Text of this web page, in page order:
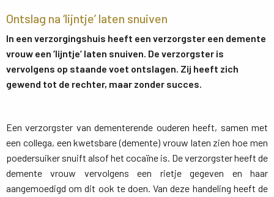
Ontslag na ‘lijntje’ laten snuiven
In een verzorgingshuis heeft een verzorgster een demente
vrouw een ‘lijntje’ laten snuiven. De verzorgster is
vervolgens op staande voet ontslagen. Zij heeft zich
gewend tot de rechter, maar zonder succes.
Een verzorgster van dementerende ouderen heeft, samen met
een collega, een kwetsbare (demente) vrouw laten zien hoe men
poedersuiker snuift alsof het cocaïne is. De verzorgster heeft de
demente vrouw vervolgens een rietje gegeven en haar
aangemoedigd om dit ook te doen. Van deze handeling heeft de